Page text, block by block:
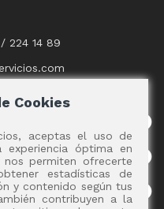
224 14 89
Cookies
aceptas el uso de
experiencia óptima en
permiten ofrecerte
estadísticas de
y contenido según tus
contribuyen a la